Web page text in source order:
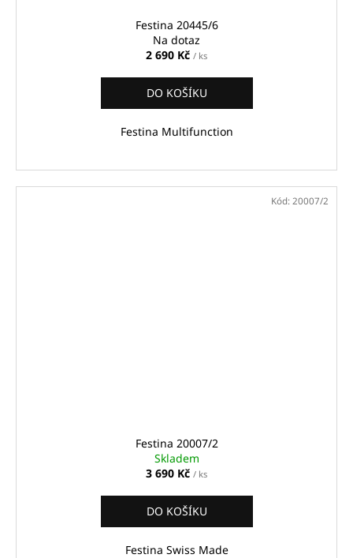
Festina 20445/6
Na dotaz
2 690 Kč / ks
DO KOŠÍKU
Festina Multifunction
Festina 20007/2
Skladem
3 690 Kč / ks
DO KOŠÍKU
Festina Swiss Made
Kód: 20007/2